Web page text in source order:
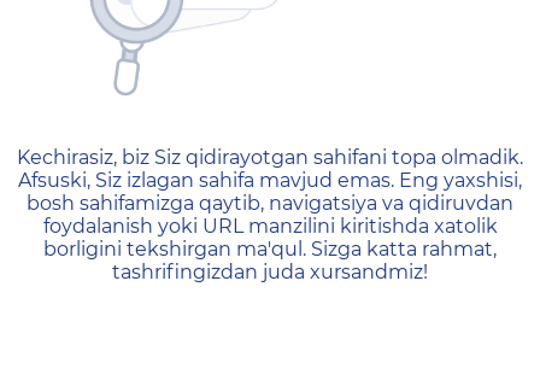
404 — Страница не
Kechirasiz, biz Siz qidirayotgan sahifani topa olmadik.
Afsuski, Siz izlagan sahifa mavjud emas. Eng yaxshisi,
bosh sahifamizga qaytib, navigatsiya va qidiruvdan
foydalanish yoki URL manzilini kiritishda xatolik
borligini tekshirgan ma'qul. Sizga katta rahmat,
tashrifingizdan juda xursandmiz!